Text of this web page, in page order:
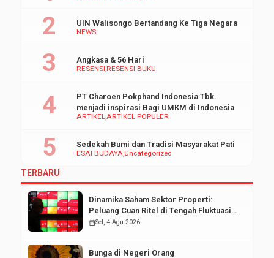
NEWS
UIN Walisongo Bertandang Ke Tiga Negara
RESENSI RESENSI BUKU
Angkasa & 56 Hari
ARTIKEL ARTIKEL POPULER
PT Charoen Pokphand Indonesia Tbk.
menjadi inspirasi Bagi UMKM di Indonesia
ESAI BUDAYA Uncategorized
Sedekah Bumi dan Tradisi Masyarakat Pati
TERBARU
Dinamika Saham Sektor Properti:
Peluang Cuan Ritel di Tengah Fluktuasi
Pasar Modal
calendar_monthSel, 4 Agu 2026
Bunga di Negeri Orang